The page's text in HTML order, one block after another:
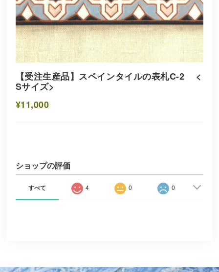
【受注生産品】スペインタイルの表札C-2 <
Sサイズ>
¥11,000
ショップの評価
すべて 4 0 0